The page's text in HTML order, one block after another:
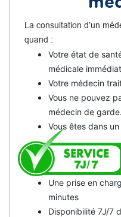
La consultation d’un
quand :
Votre état de
médicale
Votre médecin
Vous ne pouvez
médecin de garde.
Vous êtes dans
Une prise en
minutes
Disponibilité 7J/7